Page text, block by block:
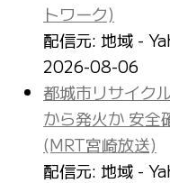
トワーク)
配信元: 地域 -
2026-08-06
都城市リサイク
から発火か 安全
(MRT宮崎放送)
配信元: 地域 -